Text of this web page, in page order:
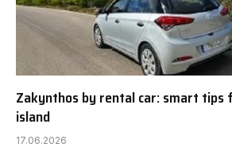
Zakynthos by rental car: smart tips
island
17.06.2026